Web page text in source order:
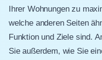
Ihrer Wohnungen zu
welche anderen Seiten
Funktion und Ziele sind.
Sie außerdem, wie Sie